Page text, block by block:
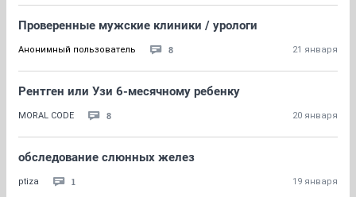
Проверенные мужские клиники / урологи
Анонимный пользователь 8 21 января
Рентген или Узи 6-месячному ребенку
MORAL CODE 8 20 января
обследование слюнных желез
ptiza 1 19 января